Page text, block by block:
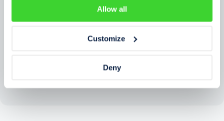
Allow all
Customize
Deny